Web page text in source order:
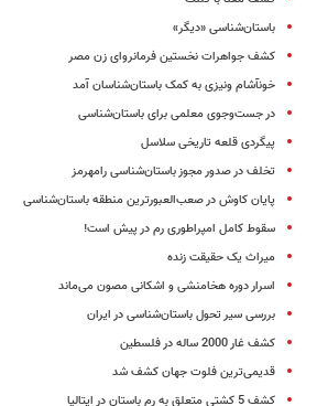
باستان‌شناسی «دیگر»
کشف جواهرات نخستین فرمانروای زن مصر
خون​آشام ونیزی به کمک باستان‌شناسان آمد
در جست‌وجوی معلمی برای باستان‌شناسی
پیگردی قلعه تاریخی سلاسل
تخلف در صدور مجوز باستان‌شناسی رامهرمز
پایان کاوش در صعب‌العبور‌ترین منطقه باستان‌شناسی
سقوط کامل امپراطوری رم در پیش است!
میراث یک حقیقت زنده
اسرار دوره هخامنشی و اشکانی مصون می‌ماند
بررسی سیر تحول باستان‌شناسی در ایران
کشف غار 2000‌ ساله در فلسطین
قدیمی‌ترین فلوت جهان کشف شد
کشف 5 کشتی متعلق‌ به رم باستان در ایتالیا